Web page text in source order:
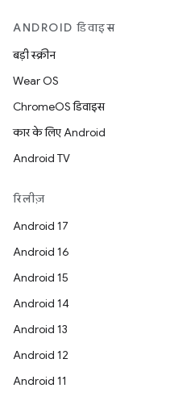
ANDROID डिवाइस
बड़ी स्क्रीन
Wear OS
ChromeOS डिवाइस
कार के लिए Android
Android TV
रिलीज़
Android 17
Android 16
Android 15
Android 14
Android 13
Android 12
Android 11